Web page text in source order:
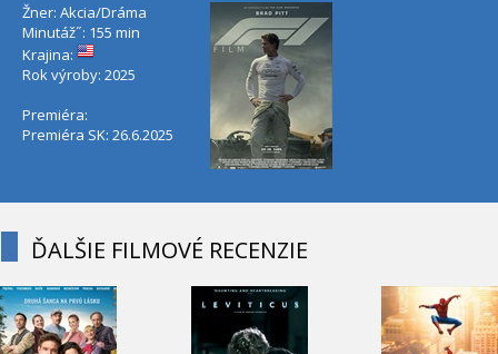
Žner: Akcia/Dráma
Minutáž˝: 155 min
Krajina:
Rok výroby: 2025
Premiéra:
Premiéra SK: 26.6.2025
ĎALŠIE FILMOVÉ RECENZIE